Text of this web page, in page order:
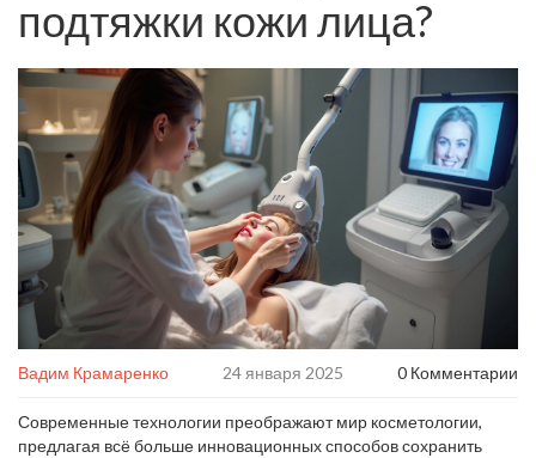
подтяжки кожи лица?
Вадим Крамаренко 24 января 2025 0 Комментарии
Современные технологии преображают мир косметологии,
предлагая всё больше инновационных способов сохранить